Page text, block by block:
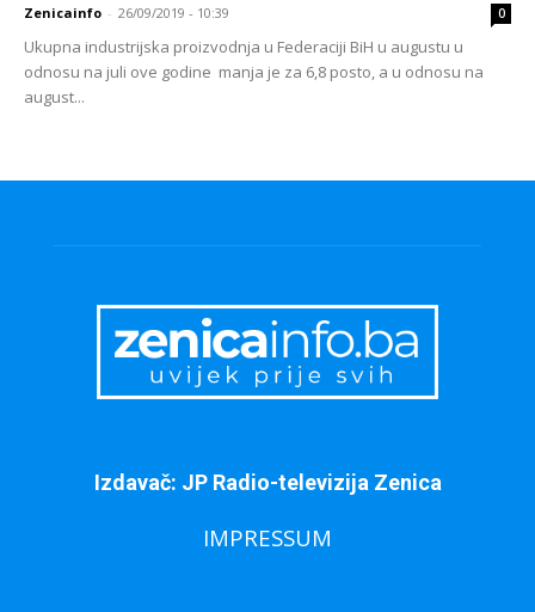
Zenicainfo - 26/09/2019 - 10:39 0
Ukupna industrijska proizvodnja u Federaciji BiH u augustu u
odnosu na juli ove godine manja je za 6,8 posto, a u odnosu na
august...
Izdavač: JP Radio-televizija Zenica
IMPRESSUM